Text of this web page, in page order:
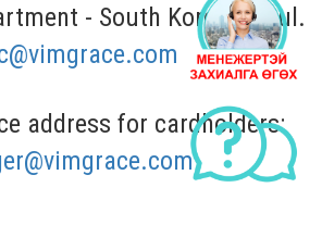
- South Korea, Seoul.
address for cardholders: